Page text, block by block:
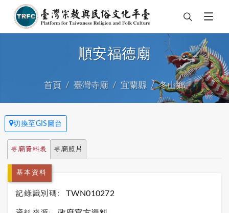
順安福德廟
首頁 臺灣寺廟 宜蘭縣 冬山鄉
切換至GIS圖台
寺廟資料表 寺廟照片
基本資料
記錄識別碼: TWN010272